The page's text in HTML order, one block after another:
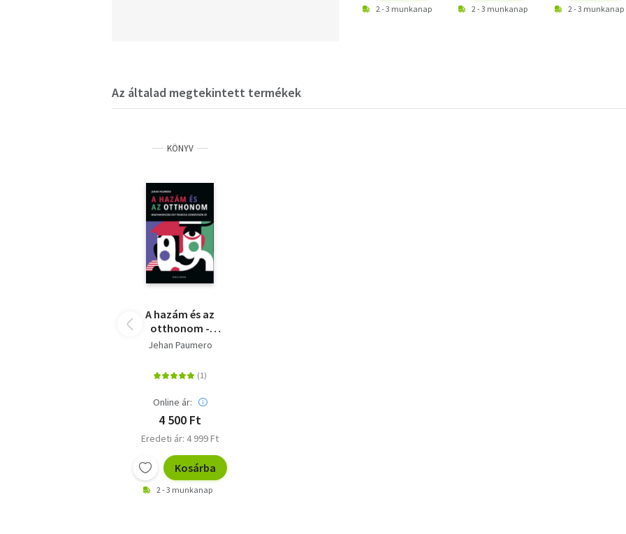
2 - 3 munkanap 2 - 3 munkanap 2 - 3 munkanap
Az általad megtekintett termékek
KÖNYV
A hazám és az
otthonom -
Magyarország egy
Jehan Paumero
Online ár:
4 500 Ft
Eredeti ár: 4 999 Ft
Kosárba
2 - 3 munkanap